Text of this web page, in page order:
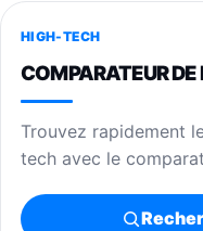
HIGH-TECH
COMPARATEUR DE
Trouvez rapidement
tech avec le